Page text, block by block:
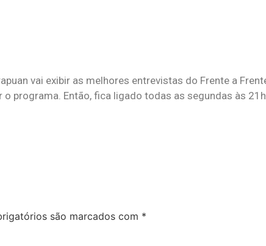
vai exibir as melhores entrevistas do Frente a
programa. Então, fica ligado todas as segundas às
são marcados com *